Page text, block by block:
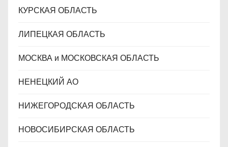
КУРСКАЯ ОБЛАСТЬ
ЛИПЕЦКАЯ ОБЛАСТЬ
МОСКВА и МОСКОВСКАЯ ОБЛАСТЬ
НЕНЕЦКИЙ АО
НИЖЕГОРОДСКАЯ ОБЛАСТЬ
НОВОСИБИРСКАЯ ОБЛАСТЬ